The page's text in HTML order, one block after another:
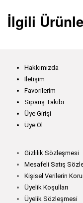
İlgili
Hakkımızda
İletişim
Favorilerim
Sipariş Takibi
Üye Girişi
Üye Ol
Gizlilik Sözleşmesi
Mesafeli Satış
Kişisel Verilerin
Üyelik Koşulları
Üyelik Sözleşmesi